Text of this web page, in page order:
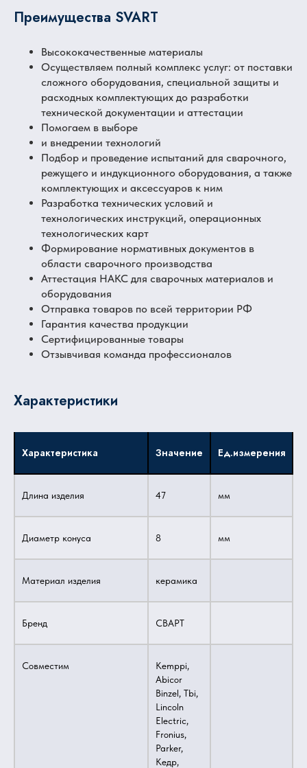
Преимущества SVART
Высококачественные материалы
Осуществляем полный комплекс услуг: от поставки
сложного оборудования, специальной защиты и
расходных комплектующих до разработки
технической документации и аттестации
Помогаем в выборе
и внедрении технологий
Подбор и проведение испытаний для сварочного,
режущего и индукционного оборудования, а также
комплектующих и аксессуаров к ним
Разработка технических условий и
технологических инструкций, операционных
технологических карт
Формирование нормативных документов в
области сварочного производства
Аттестация НАКС для сварочных материалов и
оборудования
Отправка товаров по всей территории РФ
Гарантия качества продукции
Сертифицированные товары
Отзывчивая команда профессионалов
Характеристики
Характеристика Значение Ед.измерения
Длина изделия 47 мм
Диаметр конуса 8 мм
Материал изделия керамика
Бренд СВАРТ
Совместим
Kemppi,
Abicor
Binzel, Tbi,
Lincoln
Electric,
Fronius,
Parker,
Кедр,